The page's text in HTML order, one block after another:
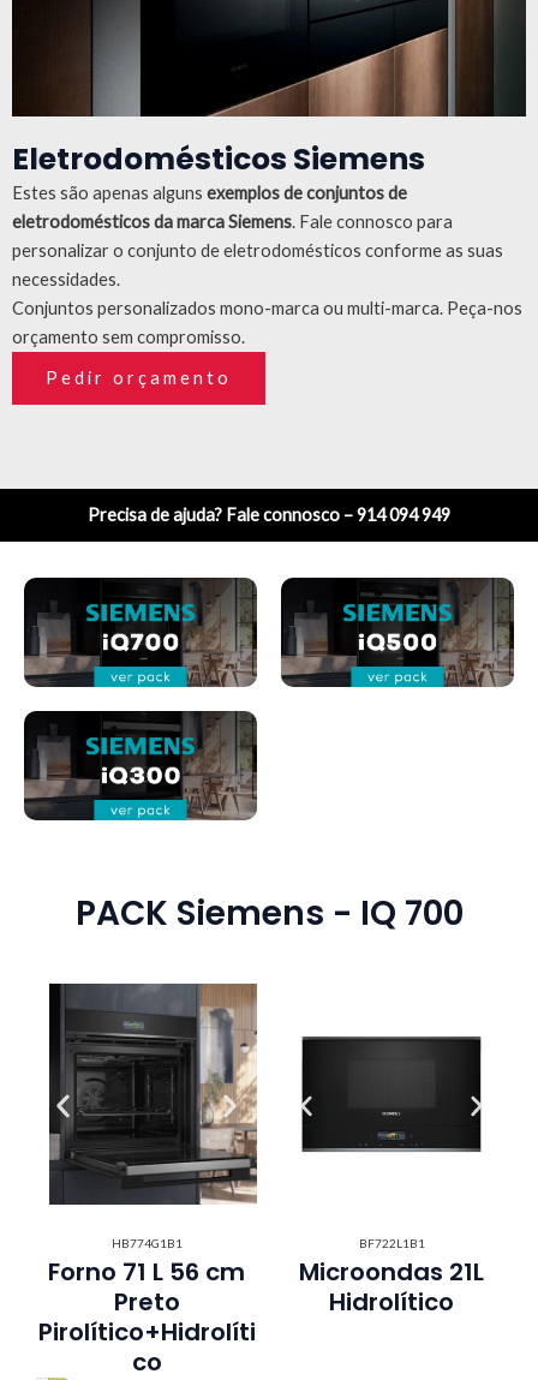
Eletrodomésticos Siemens
Estes são apenas alguns exemplos de conjuntos de
eletrodomésticos da marca Siemens. Fale connosco para
personalizar o conjunto de eletrodomésticos conforme as suas
necessidades.
Conjuntos personalizados mono-marca ou multi-marca. Peça-nos
orçamento sem compromisso.
Pedir orçamento
Precisa de ajuda? Fale connosco – 914 094 949
PACK Siemens - IQ 700
HB774G1B1
Forno 71 L 56 cm
Preto
Pirolítico+Hidrolíti
co
BF722L1B1
Microondas 21L
Hidrolítico